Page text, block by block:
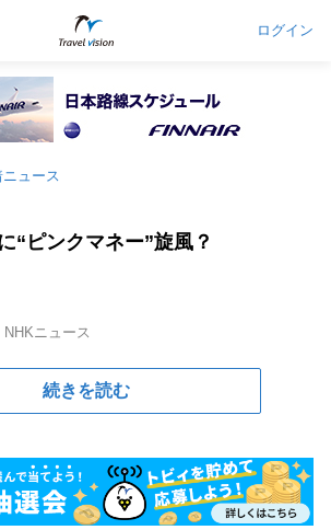
ログイン
ニュース
“ピンクマネー”旋風？
NHKニュース
続きを読む